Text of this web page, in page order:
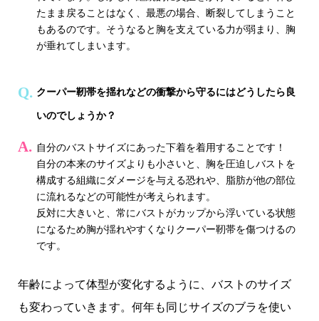
たまま戻ることはなく、最悪の場合、断裂してしまうこと
もあるのです。そうなると胸を支えている力が弱まり、胸
が垂れてしまいます。
クーパー靭帯を揺れなどの衝撃から守るにはどうしたら良
いのでしょうか？
自分のバストサイズにあった下着を着用することです！
自分の本来のサイズよりも小さいと、胸を圧迫しバストを
構成する組織にダメージを与える恐れや、脂肪が他の部位
に流れるなどの可能性が考えられます。
反対に大きいと、常にバストがカップから浮いている状態
になるため胸が揺れやすくなりクーパー靭帯を傷つけるの
です。
年齢によって体型が変化するように、バストのサイズ
も変わっていきます。何年も同じサイズのブラを使い